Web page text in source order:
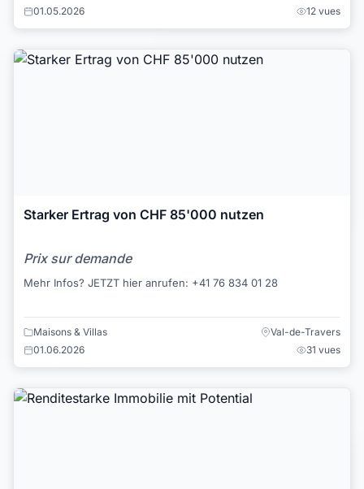
01.05.2026
12 vues
Starker Ertrag von CHF 85'000 nutzen
Prix sur demande
Mehr Infos? JETZT hier anrufen: +41 76 834 01 28
Maisons & Villas
Val-de-Travers
01.06.2026
31 vues